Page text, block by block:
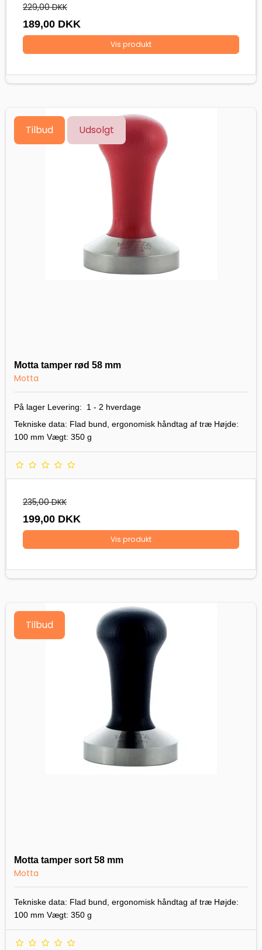
229,00 DKK
189,00 DKK
Vis produkt
Tilbud Udsolgt
Motta tamper rød 58 mm
Motta
På lager Levering: 1 - 2 hverdage
Tekniske data: Flad bund, ergonomisk håndtag af træ Højde:
100 mm Vægt: 350 g
235,00 DKK
199,00 DKK
Vis produkt
Tilbud
Motta tamper sort 58 mm
Motta
Tekniske data: Flad bund, ergonomisk håndtag af træ Højde:
100 mm Vægt: 350 g